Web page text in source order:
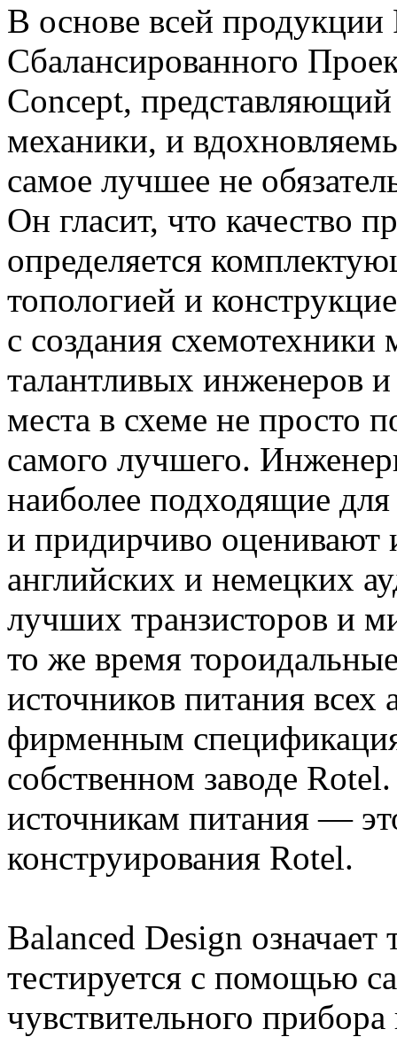
В основе всей
Сбалансированного
Concept,
механики, и
самое лучшее не
Он гласит, что качество
определяется
топологией и
с создания
талантливых инженеров
места в схеме не просто
самого лучшего.
наиболее подходящие
и придирчиво оценивают
английских и немецких
лучших транзисторов и
то же время
источников питания всех
фирменным
собственном заводе
источникам питания —
конструирования Rotel.
Balanced Design
тестируется с помощью
чувствительного